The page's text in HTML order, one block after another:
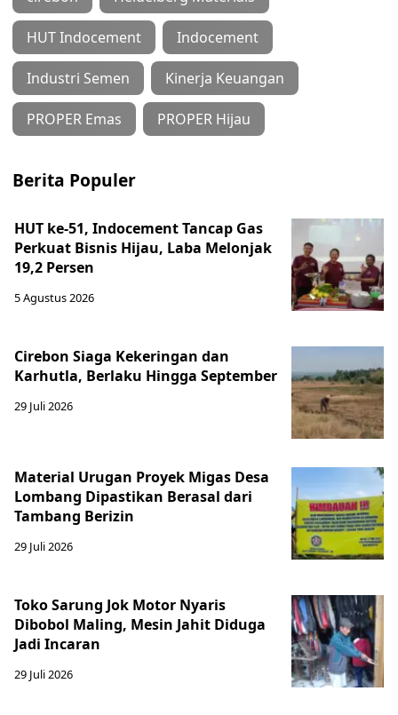
HUT Indocement Indocement
Industri Semen Kinerja Keuangan
PROPER Emas PROPER Hijau
Berita Populer
HUT ke-51, Indocement Tancap Gas
Perkuat Bisnis Hijau, Laba Melonjak
19,2 Persen
5 Agustus 2026
Cirebon Siaga Kekeringan dan
Karhutla, Berlaku Hingga September
29 Juli 2026
Material Urugan Proyek Migas Desa
Lombang Dipastikan Berasal dari
Tambang Berizin
29 Juli 2026
Toko Sarung Jok Motor Nyaris
Dibobol Maling, Mesin Jahit Diduga
Jadi Incaran
29 Juli 2026